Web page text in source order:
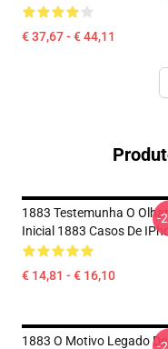
€ 37,67 - € 44,11
1883 Testemunha O Olhar
Inicial 1883 Casos De
€ 14,81 - € 16,10
-
1883 O Motivo Legado De